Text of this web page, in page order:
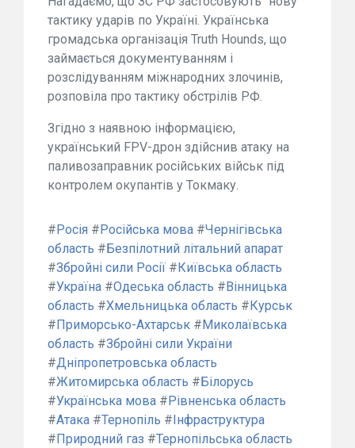
тактику ударів по Україні. Українська
громадська організація Truth Hounds, що
займається документуванням і
розслідуванням міжнародних злочинів,
розповіла про тактику обстрілів РФ.
Згідно з наявною інформацією,
український FPV-дрон здійснив атаку на
паливозаправник російських військ під
контролем окупантів у Токмаку.
# Росія # Російська мова #Чернігівська
область # Безпілотний літальний апарат
#Збройні сили Росії # Київська область
#Україна #Одеська область # Вінницька
область #Хмельницька область # Курськ
# Приморсько-Ахтарськ # Миколаївська
область #Збройні сили України
#Дніпропетровська область
#Житомирська область # Білорусь
#Українська мова # Рівненська область
#Атака #Тернопіль # Інфраструктура
# Природний газ #Тернопільська область